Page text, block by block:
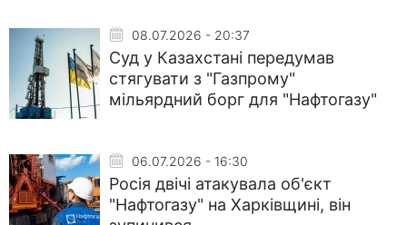
08.07.2026 - 20:37
Суд у Казахстані передумав
стягувати з "Газпрому"
мільярдний борг для "Нафтогазу"
06.07.2026 - 16:30
Росія двічі атакувала об'єкт
"Нафтогазу" на Харківщині, він